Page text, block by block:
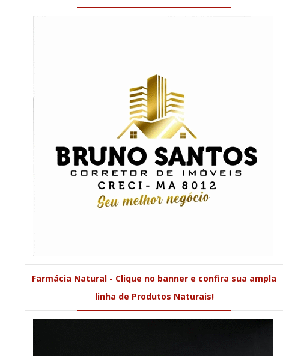
Farmácia Natural - Clique no banner e confira sua ampla
linha de Produtos Naturais!